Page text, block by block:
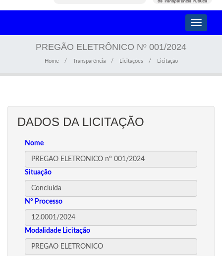
Toggle
PREGÃO ELETRÔNICO Nº 001/2024
Home Transparência Licitações Licitação
DADOS DA LICITAÇÃO
Nome
Situação
Nº Processo
Modalidade Licitação